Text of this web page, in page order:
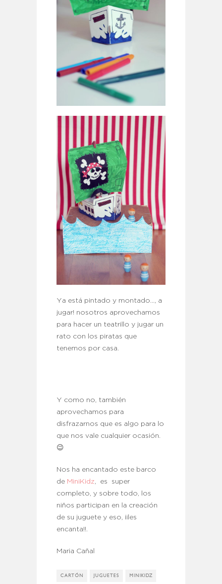
Ya está pintado y montado…, a
jugar! nosotros aprovechamos
para hacer un teatrillo y jugar un
rato con los piratas que
tenemos por casa.
Y como no, también
aprovechamos para
disfrazarnos que es algo para lo
que nos vale cualquier ocasión.
😉
Nos ha encantado este barco
de MiniKidz , es super
completo, y sobre todo, los
niños participan en la creación
de su juguete y eso, ¡¡les
encanta!!.
Maria Cañal
CARTÓN JUGUETES MINIKIDZ